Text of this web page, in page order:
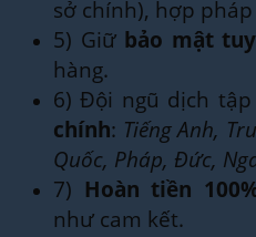
sở chính), hợp
5) Giữ bảo mật
hàng.
6) Đội ngũ dịch
chính: Tiếng Anh,
Quốc, Pháp, Đức,
7) Hoàn tiền
như cam kết.